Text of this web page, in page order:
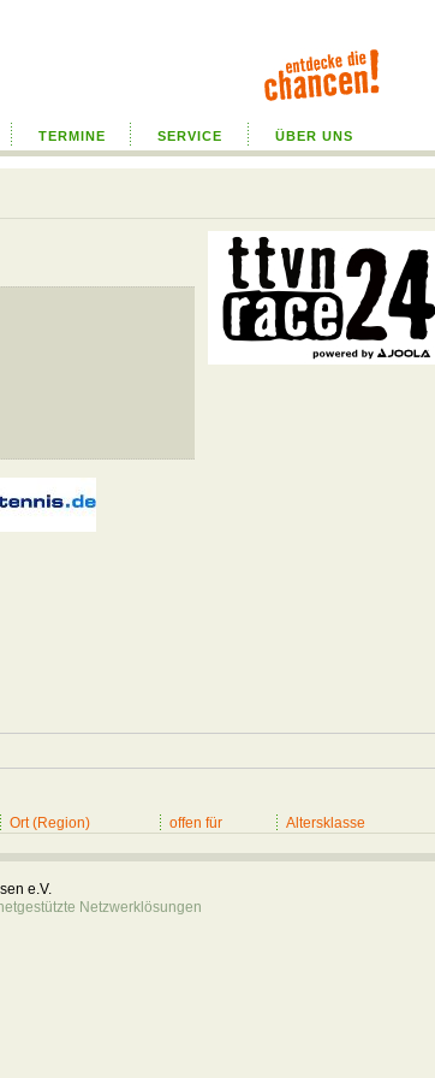
TERMINE SERVICE ÜBER UNS
Ort (Region) offen für Altersklasse
e.V.
Netzwerklösungen